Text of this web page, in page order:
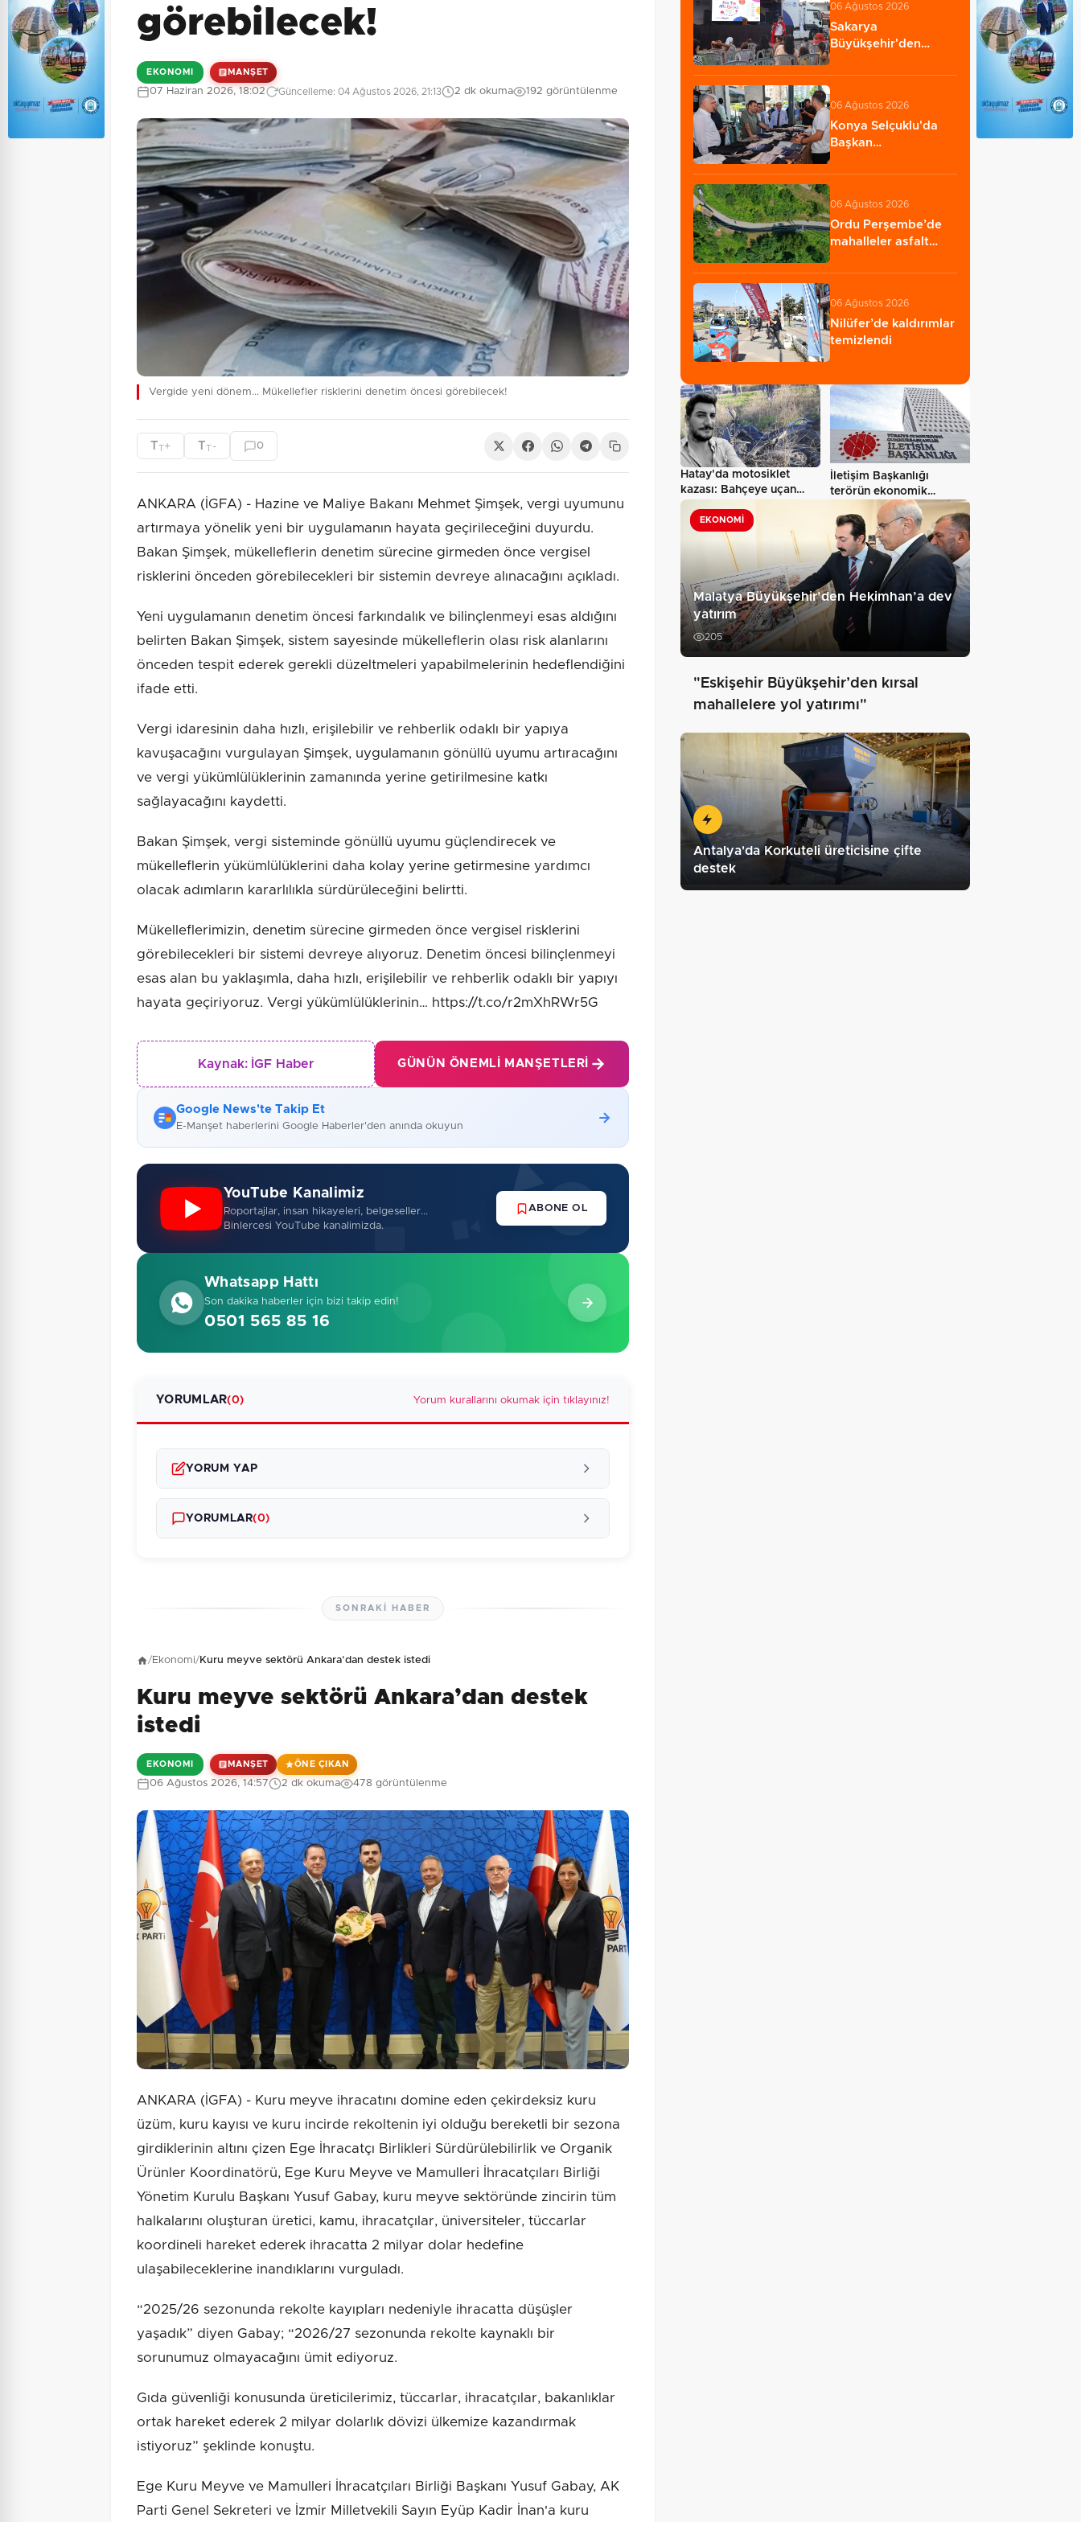
görebilecek!
EKONOMI MANŞET
07 Haziran 2026, 18:02 Güncelleme: 04 Ağustos 2026, 21:13 2 dk okuma 192 görüntülenme
Vergide yeni dönem... Mükellefler risklerini denetim öncesi görebilecek!
TT+ TT - 0
ANKARA (İGFA) - Hazine ve Maliye Bakanı Mehmet Şimşek, vergi uyumunu
artırmaya yönelik yeni bir uygulamanın hayata geçirileceğini duyurdu.
Bakan Şimşek, mükelleflerin denetim sürecine girmeden önce vergisel
risklerini önceden görebilecekleri bir sistemin devreye alınacağını açıkladı.
Yeni uygulamanın denetim öncesi farkındalık ve bilinçlenmeyi esas aldığını
belirten Bakan Şimşek, sistem sayesinde mükelleflerin olası risk alanlarını
önceden tespit ederek gerekli düzeltmeleri yapabilmelerinin hedeflendiğini
ifade etti.
Vergi idaresinin daha hızlı, erişilebilir ve rehberlik odaklı bir yapıya
kavuşacağını vurgulayan Şimşek, uygulamanın gönüllü uyumu artıracağını
ve vergi yükümlülüklerinin zamanında yerine getirilmesine katkı
sağlayacağını kaydetti.
Bakan Şimşek, vergi sisteminde gönüllü uyumu güçlendirecek ve
mükelleflerin yükümlülüklerini daha kolay yerine getirmesine yardımcı
olacak adımların kararlılıkla sürdürüleceğini belirtti.
Mükelleflerimizin, denetim sürecine girmeden önce vergisel risklerini
görebilecekleri bir sistemi devreye alıyoruz. Denetim öncesi bilinçlenmeyi
esas alan bu yaklaşımla, daha hızlı, erişilebilir ve rehberlik odaklı bir yapıyı
hayata geçiriyoruz. Vergi yükümlülüklerinin… https://t.co/r2mXhRWr5G
Kaynak: İGF Haber GÜNÜN ÖNEMLI MANŞETLERI
Google News'te Takip Et
E-Manşet haberlerini Google Haberler'den anında okuyun
YouTube Kanalimiz
Roportajlar, insan hikayeleri, belgeseller...
Binlercesi YouTube kanalimizda.
ABONE OL
Whatsapp Hattı
Son dakika haberler için bizi takip edin!
0501 565 85 16
YORUMLAR(0) Yorum kurallarını okumak için tıklayınız!
YORUM YAP
Güvenlik Sorusu: 3 + 6 = ? Gönder
YORUMLAR(0)
SONRAKI HABER
/Ekonomi/Kuru meyve sektörü Ankara’dan destek istedi
Kuru meyve sektörü Ankara’dan destek
istedi
EKONOMI MANŞET ÖNE ÇIKAN
06 Ağustos 2026, 14:57 2 dk okuma 478 görüntülenme
ANKARA (İGFA) - Kuru meyve ihracatını domine eden çekirdeksiz kuru
üzüm, kuru kayısı ve kuru incirde rekoltenin iyi olduğu bereketli bir sezona
girdiklerinin altını çizen Ege İhracatçı Birlikleri Sürdürülebilirlik ve Organik
Ürünler Koordinatörü, Ege Kuru Meyve ve Mamulleri İhracatçıları Birliği
Yönetim Kurulu Başkanı Yusuf Gabay, kuru meyve sektöründe zincirin tüm
halkalarını oluşturan üretici, kamu, ihracatçılar, üniversiteler, tüccarlar
koordineli hareket ederek ihracatta 2 milyar dolar hedefine
ulaşabileceklerine inandıklarını vurguladı.
“2025/26 sezonunda rekolte kayıpları nedeniyle ihracatta düşüşler
yaşadık” diyen Gabay; “2026/27 sezonunda rekolte kaynaklı bir
sorunumuz olmayacağını ümit ediyoruz.
Gıda güvenliği konusunda üreticilerimiz, tüccarlar, ihracatçılar, bakanlıklar
ortak hareket ederek 2 milyar dolarlık dövizi ülkemize kazandırmak
istiyoruz” şeklinde konuştu.
Ege Kuru Meyve ve Mamulleri İhracatçıları Birliği Başkanı Yusuf Gabay, AK
Parti Genel Sekreteri ve İzmir Milletvekili Sayın Eyüp Kadir İnan'a kuru
06 Ağustos 2026
Sakarya
Büyükşehir'den
06 Ağustos 2026
Konya Selçuklu'da
Başkan
esnaf ziyareti…
06 Ağustos 2026
Ordu Perşembe’de
mahalleler asfalt
06 Ağustos 2026
Nilüfer’de kaldırımlar
temizlendi
Hatay'da motosiklet
kazası: Bahçeye uçan
sürücü hayatını…
İletişim Başkanlığı
terörün ekonomik
faturasını paylaştı…
EKONOMI
Malatya Büyükşehir’den Hekimhan’a dev
yatırım
205
"Eskişehir Büyükşehir’den kırsal
mahallelere yol yatırımı"
Antalya'da Korkuteli üreticisine çifte
destek